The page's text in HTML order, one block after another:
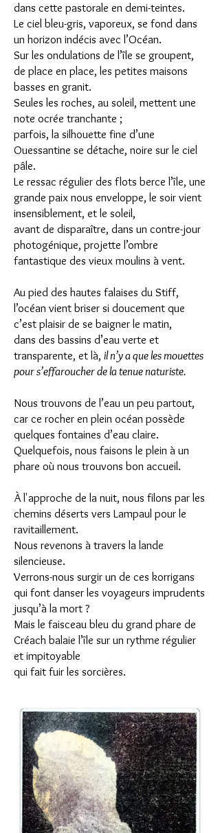
dans cette pastorale en demi-teintes.
Le ciel bleu-gris, vaporeux, se fond dans
un horizon indécis avec l’Océan.
Sur les ondulations de l’île se groupent,
de place en place, les petites maisons
basses en granit.
Seules les roches, au soleil, mettent une
note ocrée tranchante ;
parfois, la silhouette fine d’une
Ouessantine se détache, noire sur le ciel
pâle.
Le ressac régulier des flots berce l’île, une
grande paix nous enveloppe, le soir vient
insensiblement, et le soleil,
avant de disparaître, dans un contre-jour
photogénique, projette l’ombre
fantastique des vieux moulins à vent.
Au pied des hautes falaises du Stiff,
l’océan vient briser si doucement que
c’est plaisir de se baigner le matin,
dans des bassins d’eau verte et
transparente, et là, il n’y a que les mouettes
pour s’effaroucher de la tenue naturiste.
Nous trouvons de l’eau un peu partout,
car ce rocher en plein océan possède
quelques fontaines d’eau claire.
Quelquefois, nous faisons le plein à un
phare où nous trouvons bon accueil.
À l'approche de la nuit, nous filons par les
chemins déserts vers Lampaul pour le
ravitaillement.
Nous revenons à travers la lande
silencieuse.
Verrons-nous surgir un de ces korrigans
qui font danser les voyageurs imprudents
jusqu’à la mort ?
Mais le faisceau bleu du grand phare de
Créach balaie l’île sur un rythme régulier
et impitoyable
qui fait fuir les sorcières.